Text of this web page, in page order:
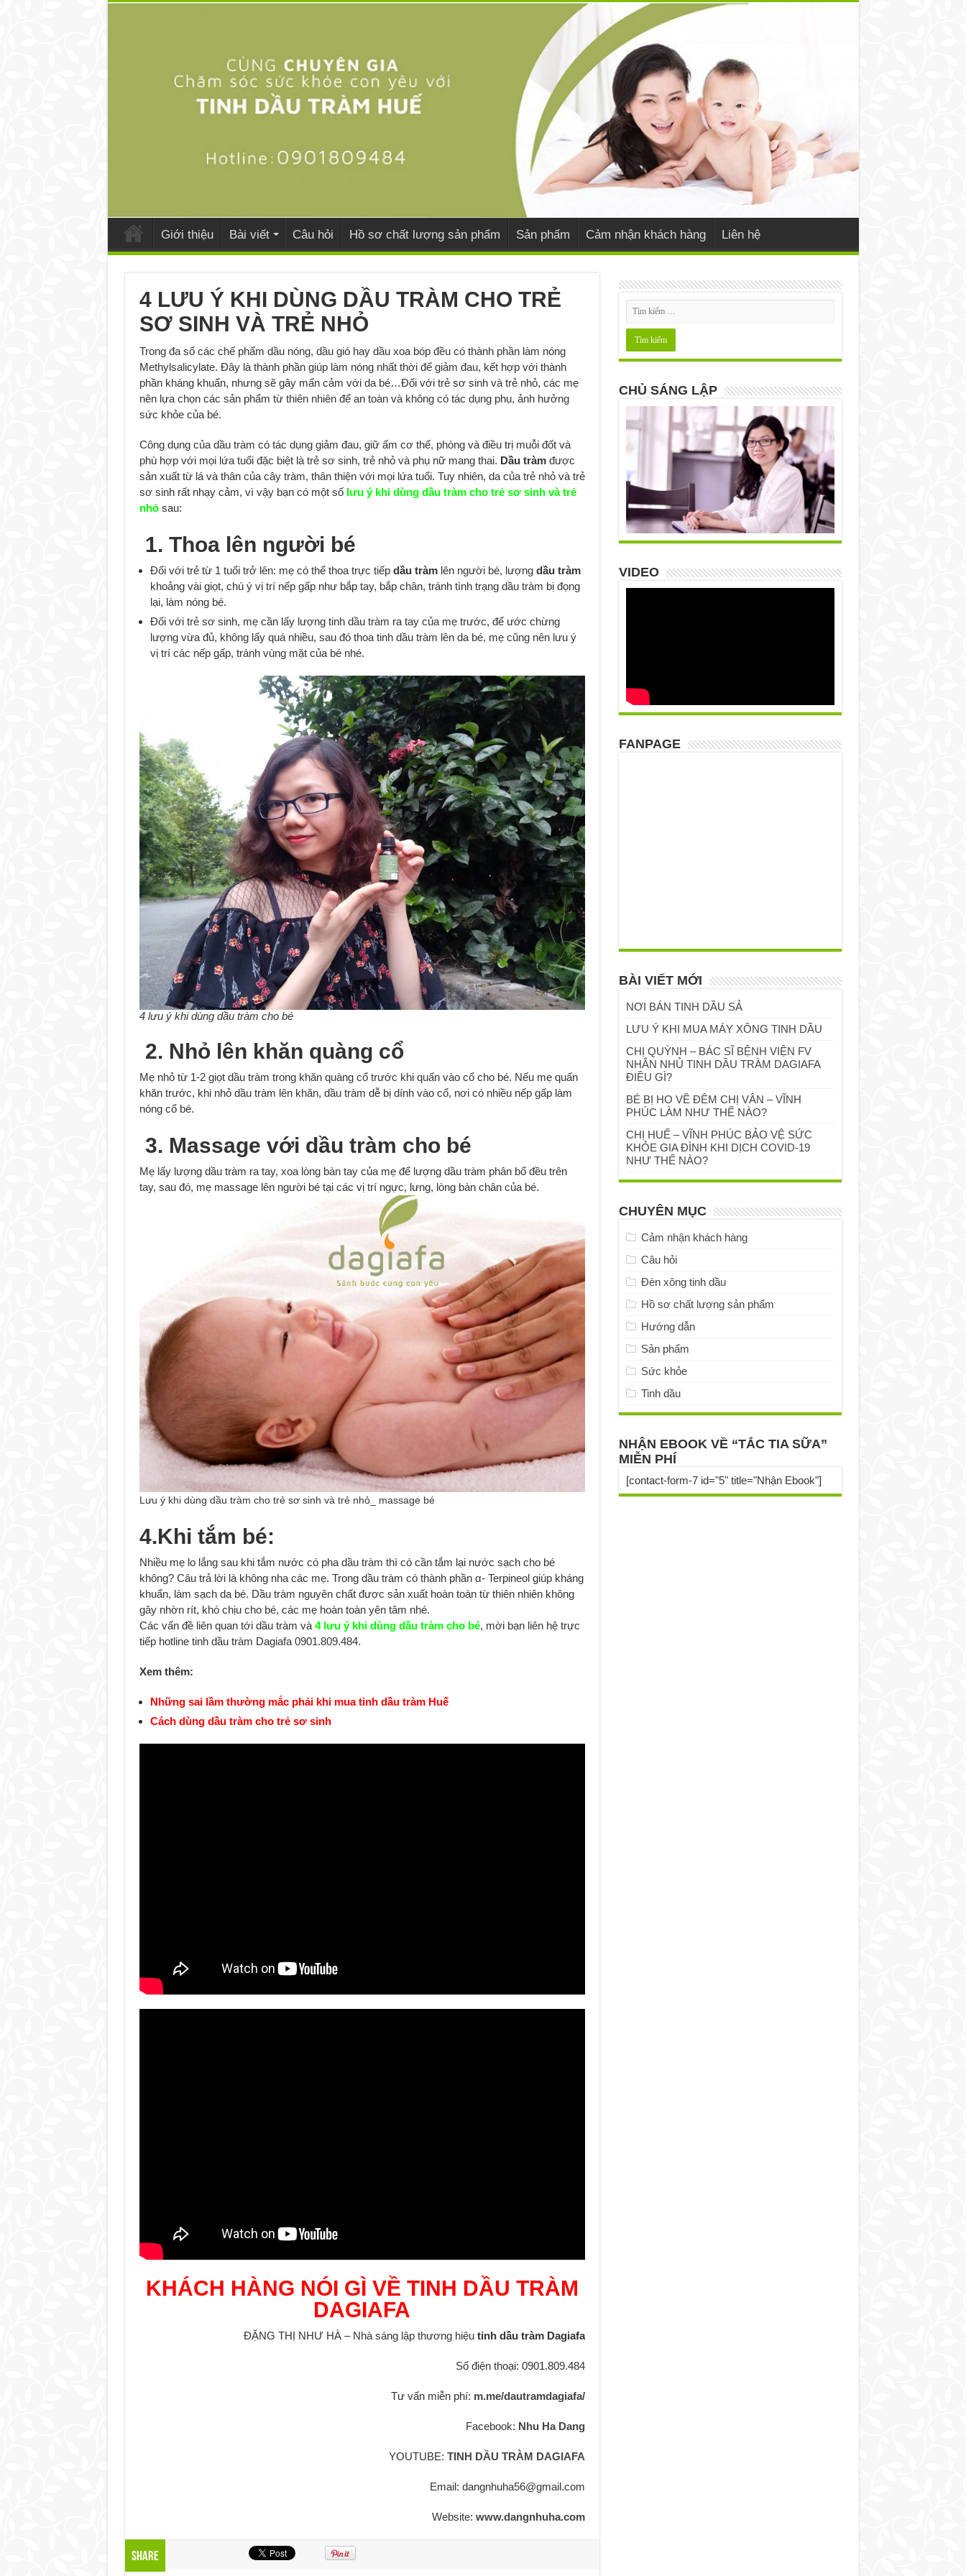
Giới thiệu Bài viết Câu hỏi Hồ sơ chất lượng sản phẩm Sản phẩm Cảm nhận khách hàng Liên hệ
4 LƯU Ý KHI DÙNG DẦU TRÀM CHO TRẺ
SƠ SINH VÀ TRẺ NHỎ
Trong đa số các chế phẩm dầu nóng, dầu gió hay dầu xoa bóp đều có thành phần làm nóng
Methylsalicylate. Đây là thành phần giúp làm nóng nhất thời để giảm đau, kết hợp với thành
phần kháng khuẩn, nhưng sẽ gây mẩn cảm với da bé…Đối với trẻ sơ sinh và trẻ nhỏ, các mẹ
nên lựa chọn các sản phẩm từ thiên nhiên để an toàn và không có tác dụng phụ, ảnh hưởng
sức khỏe của bé.
Công dụng của dầu tràm có tác dụng giảm đau, giữ ấm cơ thể, phòng và điều trị muỗi đốt và
phù hợp với mọi lứa tuổi đặc biệt là trẻ sơ sinh, trẻ nhỏ và phụ nữ mang thai. Dầu tràmđược
sản xuất từ lá và thân của cây tràm, thân thiện với mọi lứa tuổi. Tuy nhiên, da của trẻ nhỏ và trẻ
sơ sinh rất nhạy cảm, vì vậy bạn có một số lưu ý khi dùng dầu tràm cho trẻ sơ sinh và trẻ
nhỏsau:
1. Thoa lên người bé
Đối với trẻ từ 1 tuổi trở lên: mẹ có thể thoa trực tiếp dầu tràmlên người bé, lượng dầu tràm
khoảng vài giọt, chú ý vị trí nếp gấp như bắp tay, bắp chân, tránh tình trạng dầu tràm bị đọng
lại, làm nóng bé.
Đối với trẻ sơ sinh, mẹ cần lấy lượng tinh dầu tràm ra tay của mẹ trước, để ước chừng
lượng vừa đủ, không lấy quá nhiều, sau đó thoa tinh dầu tràm lên da bé, mẹ cũng nên lưu ý
vị trí các nếp gấp, tránh vùng mặt của bé nhé.
4 lưu ý khi dùng dầu tràm cho bé
2. Nhỏ lên khăn quàng cổ
Mẹ nhỏ từ 1-2 giọt dầu tràm trong khăn quàng cổ trước khi quấn vào cổ cho bé. Nếu mẹ quấn
khăn trước, khi nhỏ dầu tràm lên khăn, dầu tràm dễ bị dính vào cổ, nơi có nhiều nếp gấp làm
nóng cổ bé.
3. Massage với dầu tràm cho bé
Mẹ lấy lượng dầu tràm ra tay, xoa lòng bàn tay của mẹ để lượng dầu tràm phân bổ đều trên
tay, sau đó, mẹ massage lên người bé tại các vị trí ngực, lưng, lòng bàn chân của bé.
Lưu ý khi dùng dầu tràm cho trẻ sơ sinh và trẻ nhỏ_ massage bé
4.Khi tắm bé:
Nhiều mẹ lo lắng sau khi tắm nước có pha dầu tràm thì có cần tắm lại nước sạch cho bé
không? Câu trả lời là không nha các mẹ. Trong dầu tràm có thành phần α- Terpineol giúp kháng
khuẩn, làm sạch da bé. Dầu tràm nguyên chất được sản xuất hoàn toàn từ thiên nhiên không
gây nhờn rít, khó chịu cho bé, các mẹ hoàn toàn yên tâm nhé.
Các vấn đề liên quan tới dầu tràm và 4 lưu ý khi dùng dầu tràm cho bé, mời bạn liên hệ trực
tiếp hotline tinh dầu tràm Dagiafa 0901.809.484.
Xem thêm:
Những sai lầm thường mắc phải khi mua tinh dầu tràm Huế
Cách dùng dầu tràm cho trẻ sơ sinh
KHÁCH HÀNG NÓI GÌ VỀ TINH DẦU TRÀM
DAGIAFA
ĐẶNG THỊ NHƯ HÀ – Nhà sáng lập thương hiệu tinh dầu tràm Dagiafa
Số điện thoại: 0901.809.484
Tư vấn miễn phí: m.me/dautramdagiafa/
Facebook: Nhu Ha Dang
YOUTUBE: TINH DẦU TRÀM DAGIAFA
Email: dangnhuha56@gmail.com
Website: www.dangnhuha.com
Share
CHỦ SÁNG LẬP
VIDEO
FANPAGE
BÀI VIẾT MỚI
NƠI BÁN TINH DẦU SẢ
LƯU Ý KHI MUA MÁY XÔNG TINH DẦU
CHỊ QUỲNH – BÁC SĨ BỆNH VIỆN FV
NHẮN NHỦ TINH DẦU TRÀM DAGIAFA
ĐIỀU GÌ?
BÉ BỊ HO VỀ ĐÊM CHỊ VÂN – VĨNH
PHÚC LÀM NHƯ THẾ NÀO?
CHỊ HUẾ – VĨNH PHÚC BẢO VỆ SỨC
KHỎE GIA ĐÌNH KHI DỊCH COVID-19
NHƯ THẾ NÀO?
CHUYÊN MỤC
Cảm nhận khách hàng
Câu hỏi
Đèn xông tinh dầu
Hồ sơ chất lượng sản phẩm
Hướng dẫn
Sản phẩm
Sức khỏe
Tinh dầu
NHẬN EBOOK VỀ “TẮC TIA SỮA”
MIỄN PHÍ
[contact-form-7 id="5" title="Nhận Ebook"]